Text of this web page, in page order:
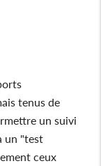
tenus de
un suivi
un "test
ceux